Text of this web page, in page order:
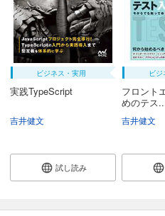
ビジネス・実用
実践TypeScript
吉井健文
試し読み
ビ
フロント
めのテス
吉井健文